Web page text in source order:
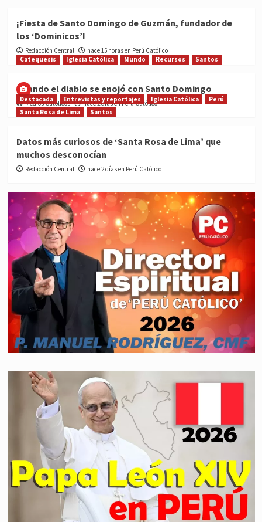
¡Fiesta de Santo Domingo de Guzmán, fundador de
los ‘Dominicos’!
Redacción Central
hace 15 horas en Perú Católico
Catequesis
Iglesia Católica Mundo Recursos Santos
Cuando el diablo se enojó con Santo Domingo
Medios Católicos hace 2 días en Perú Católico
Destacada Entrevistas y reportajes Iglesia Católica
Perú
Santa Rosa de Lima
Santos
Datos más curiosos de ‘Santa Rosa de Lima’ que
muchos desconocían
Redacción Central hace 2 días en Perú Católico